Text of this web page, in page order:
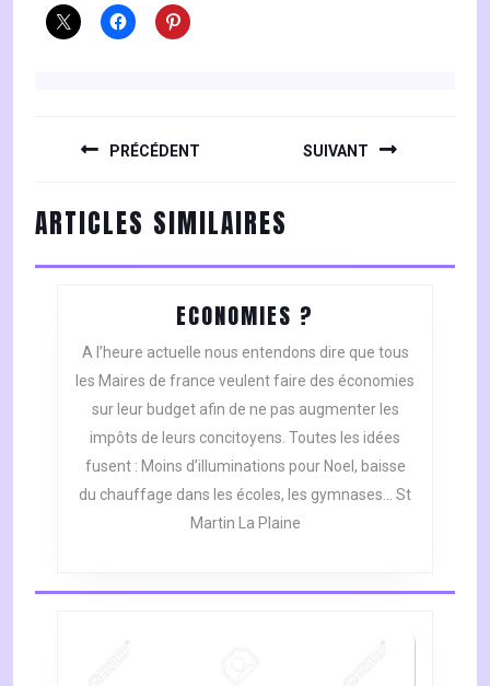
PRÉCÉDENT
post:
SUIVANT
post:
ARTICLES SIMILAIRES
ECONOMIES ?
?
A l’heure actuelle nous entendons dire que tous
les Maires de france veulent faire des économies
sur leur budget afin de ne pas augmenter les
impôts de leurs concitoyens. Toutes les idées
fusent : Moins d’illuminations pour Noel, baisse
du chauffage dans les écoles, les gymnases… St
Martin La Plaine